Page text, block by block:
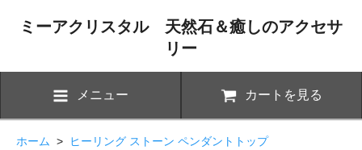
ミーアクリスタル 天然石＆癒しのアクセサ
リー
メニュー カートを見る
ホーム > ヒーリング ストーン ペンダントトップ